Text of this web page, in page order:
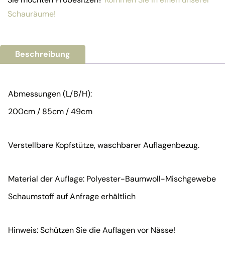
Schauräume!
Beschreibung
Abmessungen (L/B/H):
200cm / 85cm / 49cm
Verstellbare Kopfstütze, waschbarer Auflagenbezug.
Material der Auflage: Polyester-Baumwoll-Mischgewebe
Schaumstoff auf Anfrage erhältlich
Hinweis: Schützen Sie die Auflagen vor Nässe!